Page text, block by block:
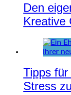
Den
Kreative
Tipps
Stress